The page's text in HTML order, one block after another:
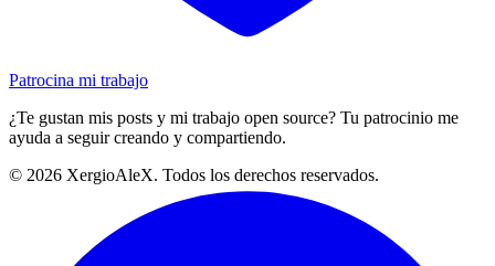
Patrocina mi trabajo
¿Te gustan mis posts y mi trabajo open source? Tu patrocinio me
ayuda a seguir creando y compartiendo.
© 2026 XergioAleX. Todos los derechos reservados.